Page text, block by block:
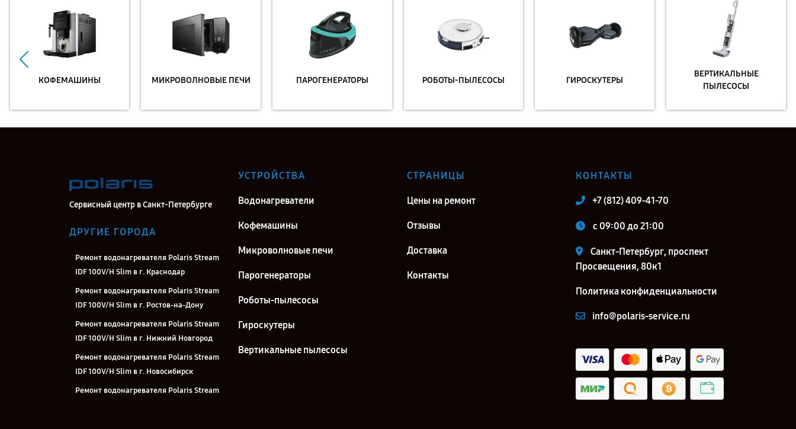
КОФЕМАШИНЫ МИКРОВОЛНОВЫЕ ПЕЧИ ПАРОГЕНЕРАТОРЫ РОБОТЫ-ПЫЛЕСОСЫ ГИРОСКУТЕРЫ
ВЕРТИКАЛЬНЫЕ
ПЫЛЕСОСЫ
Сервисный центр в Санкт-Петербурге
ДРУГИЕ ГОРОДА
Ремонт водонагревателя Polaris Stream
IDF 100V/H Slim в г. Краснодар
Ремонт водонагревателя Polaris Stream
IDF 100V/H Slim в г. Ростов-на-Дону
Ремонт водонагревателя Polaris Stream
IDF 100V/H Slim в г. Нижний Новгород
Ремонт водонагревателя Polaris Stream
IDF 100V/H Slim в г. Новосибирск
Ремонт водонагревателя Polaris Stream
УСТРОЙСТВА
Водонагреватели
Кофемашины
Микроволновые печи
Парогенераторы
Роботы-пылесосы
Гироскутеры
Вертикальные пылесосы
СТРАНИЦЫ
Цены на ремонт
Отзывы
Доставка
Контакты
КОНТАКТЫ
+7 (812) 409-41-70
c 09:00 до 21:00
Санкт-Петербург, проспект
Просвещения, 80к1
Политика конфиденциальности
info@polaris-service.ru